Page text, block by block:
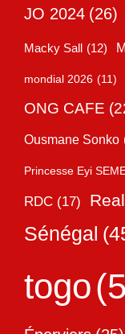
JO 2024 (26)
Macky Sall (12)
mondial 2026 (11)
ONG CAFE
Ousmane Sonko
Princesse Eyi
RDC (17)
Sénégal
togo